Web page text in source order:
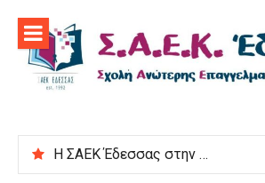
περιεχόμενο
Η ΣΑΕΚ Έδεσσας στην εκδήλωση “Μαγειρεύουμε στις ρίζες μας”